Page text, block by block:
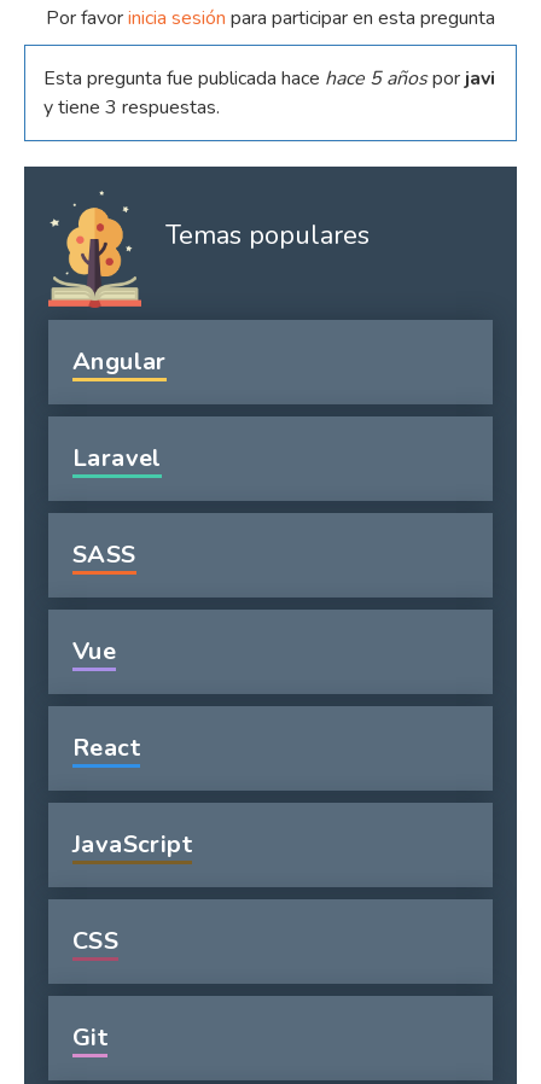
Por favorinicia sesión para participar en esta pregunta
Esta pregunta fue publicada hace hace 5 añospor javi
y tiene 3 respuestas.
Temas populares
Angular
Laravel
SASS
Vue
React
JavaScript
CSS
Git